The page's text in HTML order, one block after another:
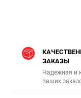
ЗАКАЗЫ
Надежная и
ваших